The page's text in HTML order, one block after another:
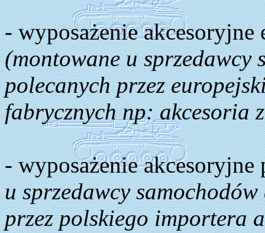
- wyposażenie
(montowane u sprzedawcy
polecanych przez
fabrycznych np: akcesoria
- wyposażenie
u sprzedawcy
przez polskiego importera